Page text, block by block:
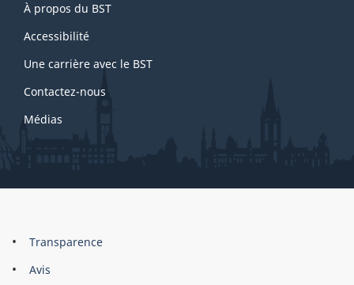
this
site
À propos du BST
Accessibilité
Une carrière avec le BST
Contactez-nous
Médias
About
this
Brand
Transparence
Avis